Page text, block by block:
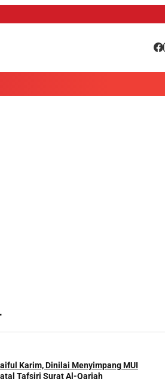
Karim, Dinilai Menyimpang MUI
Tafsiri Surat Al-Qariah